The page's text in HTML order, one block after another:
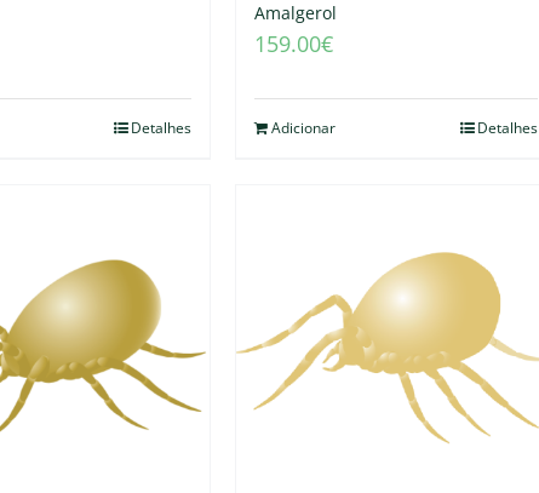
Detalhes
Amalgerol
159.00€
Adicionar Detalhes